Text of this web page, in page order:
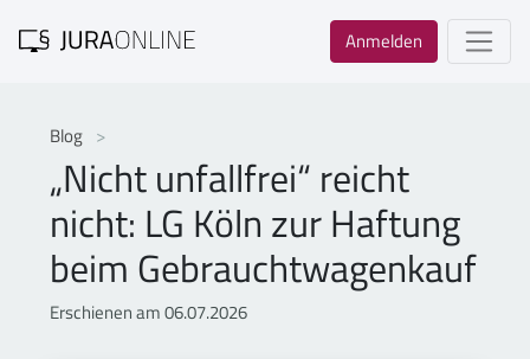
Anmelden
Blog
„Nicht unfallfrei“ reicht
nicht: LG Köln zur Haftung
beim Gebrauchtwagenkauf
Erschienen am 06.07.2026